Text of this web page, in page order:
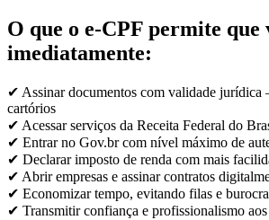
O que o e-CPF permite que
imediatamente:
✔ Assinar documentos com validade jurídica
cartórios
✔ Acessar serviços da Receita Federal do
✔ Entrar no Gov.br com nível máximo de
✔ Declarar imposto de renda com mais
✔ Abrir empresas e assinar contratos
✔ Economizar tempo, evitando filas e
✔ Transmitir confiança e profissionalismo aos